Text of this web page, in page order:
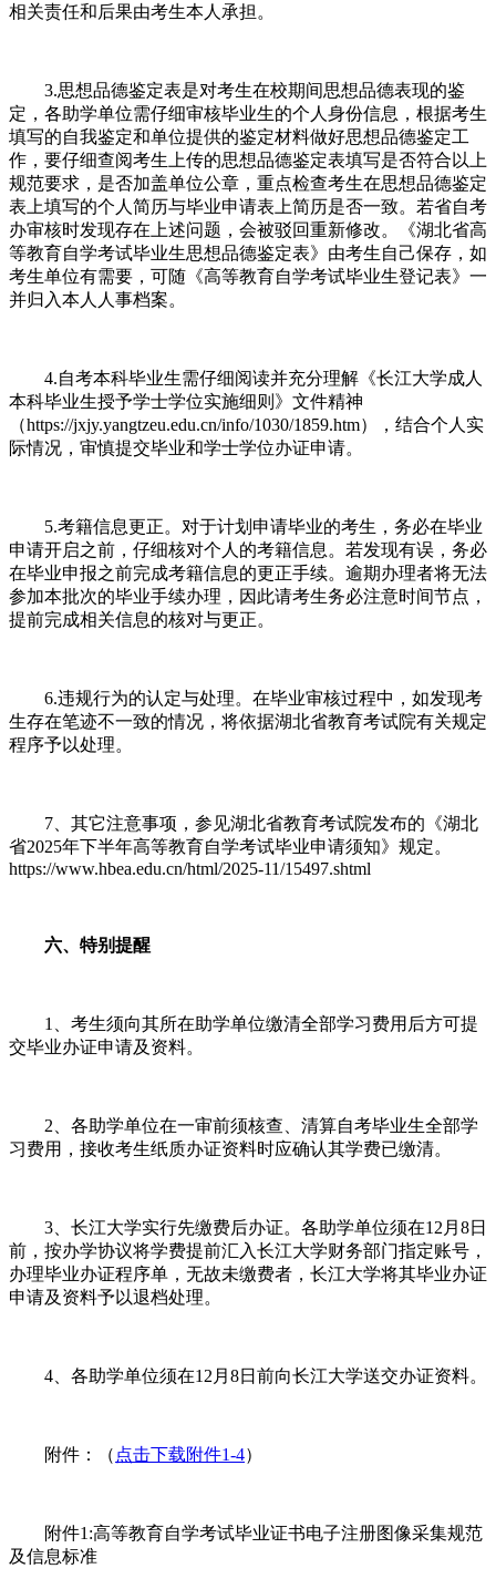
相关责任和后果由考生本人承担。
3.思想品德鉴定表是对考生在校期间思想品德表现的鉴
定，各助学单位需仔细审核毕业生的个人身份信息，根据考生
填写的自我鉴定和单位提供的鉴定材料做好思想品德鉴定工
作，要仔细查阅考生上传的思想品德鉴定表填写是否符合以上
规范要求，是否加盖单位公章，重点检查考生在思想品德鉴定
表上填写的个人简历与毕业申请表上简历是否一致。若省自考
办审核时发现存在上述问题，会被驳回重新修改。《湖北省高
等教育自学考试毕业生思想品德鉴定表》由考生自己保存，如
考生单位有需要，可随《高等教育自学考试毕业生登记表》一
并归入本人人事档案。
4.自考本科毕业生需仔细阅读并充分理解《长江大学成人
本科毕业生授予学士学位实施细则》文件精神
（https://jxjy.yangtzeu.edu.cn/info/1030/1859.htm），结合个人实
际情况，审慎提交毕业和学士学位办证申请。
5.考籍信息更正。对于计划申请毕业的考生，务必在毕业
申请开启之前，仔细核对个人的考籍信息。若发现有误，务必
在毕业申报之前完成考籍信息的更正手续。逾期办理者将无法
参加本批次的毕业手续办理，因此请考生务必注意时间节点，
提前完成相关信息的核对与更正。
6.违规行为的认定与处理。在毕业审核过程中，如发现考
生存在笔迹不一致的情况，将依据湖北省教育考试院有关规定
程序予以处理。
7、其它注意事项，参见湖北省教育考试院发布的《湖北
省2025年下半年高等教育自学考试毕业申请须知》规定。
https://www.hbea.edu.cn/html/2025-11/15497.shtml
六、特别提醒
1、考生须向其所在助学单位缴清全部学习费用后方可提
交毕业办证申请及资料。
2、各助学单位在一审前须核查、清算自考毕业生全部学
习费用，接收考生纸质办证资料时应确认其学费已缴清。
3、长江大学实行先缴费后办证。各助学单位须在12月8日
前，按办学协议将学费提前汇入长江大学财务部门指定账号，
办理毕业办证程序单，无故未缴费者，长江大学将其毕业办证
申请及资料予以退档处理。
4、各助学单位须在12月8日前向长江大学送交办证资料。
附件：（ 点击下载附件1-4）
附件1:高等教育自学考试毕业证书电子注册图像采集规范
及信息标准